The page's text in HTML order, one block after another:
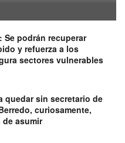
Se podrán recuperar
y refuerza a los
sectores vulnerables
quedar sin secretario de
curiosamente,
asumir